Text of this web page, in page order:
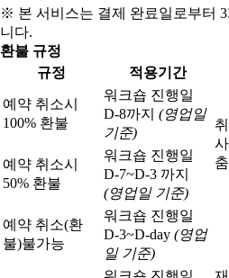
※ 본 서비스는 결제 완료일로부터
니다.
환불 규정
규정
적용기간
예약 취소시
100% 환불
워크숍 진행일
D-8까지 (영업일
기준)
예약 취소시
50% 환불
워크숍 진행일
D-7~D-3 까지
(영업일 기준)
예약 취소(환
불)불가능
워크숍 진행일
D-3~D-day (영업
일 기준)